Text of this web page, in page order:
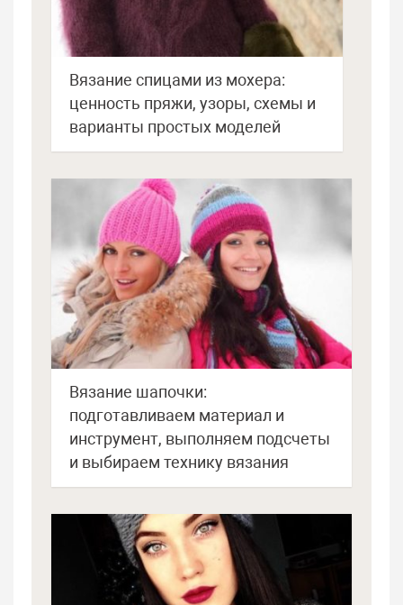
Вязание спицами из мохера:
ценность пряжи, узоры, схемы и
варианты простых моделей
Вязание шапочки:
подготавливаем материал и
инструмент, выполняем подсчеты
и выбираем технику вязания